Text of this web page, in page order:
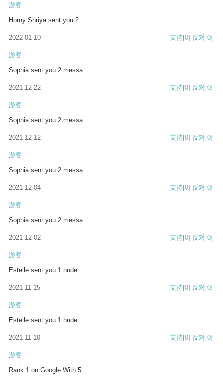
游客
Horny Shriya sent you 2
2022-01-10 支持[0] 反对[0]
游客
Sophia sent you 2 messa
2021-12-22 支持[0] 反对[0]
游客
Sophia sent you 2 messa
2021-12-12 支持[0] 反对[0]
游客
Sophia sent you 2 messa
2021-12-04 支持[0] 反对[0]
游客
Sophia sent you 2 messa
2021-12-02 支持[0] 反对[0]
游客
Estelle sent you 1 nude
2021-11-15 支持[0] 反对[0]
游客
Estelle sent you 1 nude
2021-11-10 支持[0] 反对[0]
游客
Rank 1 on Google With 5